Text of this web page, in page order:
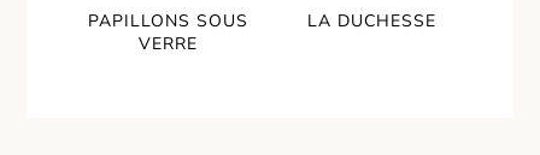
PAPILLONS SOUS
VERRE
LA DUCHESSE